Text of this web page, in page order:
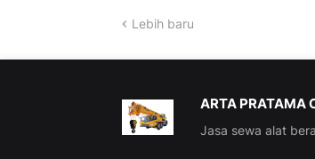
Lebih baru
ARTA PRATAMA
Jasa sewa alat